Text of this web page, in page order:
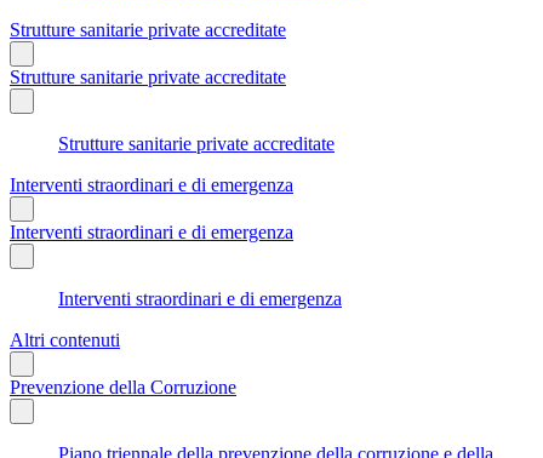
Strutture sanitarie private accreditate
Strutture sanitarie private accreditate
Strutture sanitarie private accreditate
Interventi straordinari e di emergenza
Interventi straordinari e di emergenza
Interventi straordinari e di emergenza
Altri contenuti
Prevenzione della Corruzione
Piano triennale della prevenzione della corruzione e della